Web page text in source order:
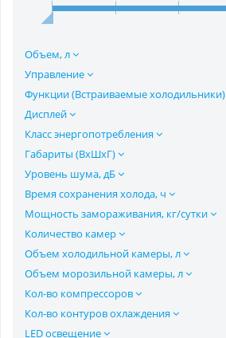
Объем, л
Управление
Функции (Встраиваемые холодильники)
Дисплей
Класс энергопотребления
Габариты (ВхШхГ)
Уровень шума, дБ
Время сохранения холода, ч
Мощность замораживания, кг/сутки
Количество камер
Объем холодильной камеры, л
Объем морозильной камеры, л
Кол-во компрессоров
Кол-во контуров охлаждения
LED освещение